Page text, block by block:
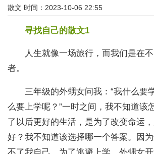
散文 时间：2023-10-06 22:55
寻找自己的散文1
人生就像一场旅行，而我们是在
者。
三年级的外甥女问我：“我什么要
么要上学呢？”一时之间，我不知道该
了以后更好的生活，是为了改变命运
好？我不知道该选择哪一个答案。因
不了我自己。为了逃避上学，外甥女